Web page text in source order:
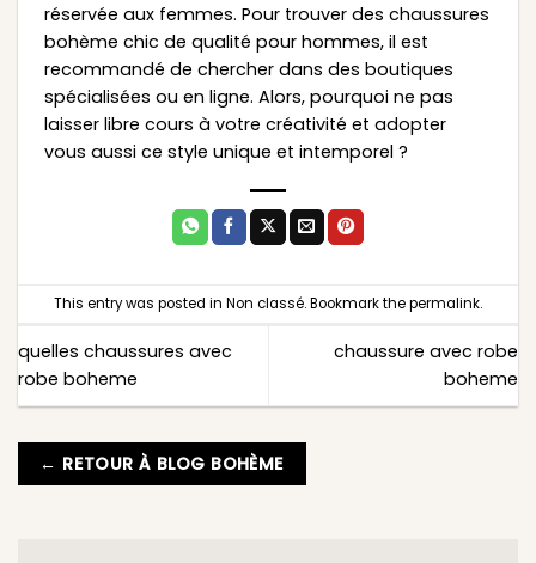
réservée aux femmes. Pour trouver des chaussures
bohème chic de qualité pour hommes, il est
recommandé de chercher dans des boutiques
spécialisées ou en ligne. Alors, pourquoi ne pas
laisser libre cours à votre créativité et adopter
vous aussi ce style unique et intemporel ?
This entry was posted in Non classé. Bookmark thepermalink.
quelles chaussures avec
robe boheme
chaussure avec robe
boheme
← RETOUR À BLOG BOHÈME